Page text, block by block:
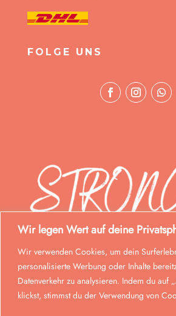
Wir legen Wert auf deine
Wir verwenden Cookies, um dein
personalisierte Werbung oder Inhalte
Datenverkehr zu analysieren. Indem du auf
klickst, stimmst du der Verwendung von
FOLGE UNS